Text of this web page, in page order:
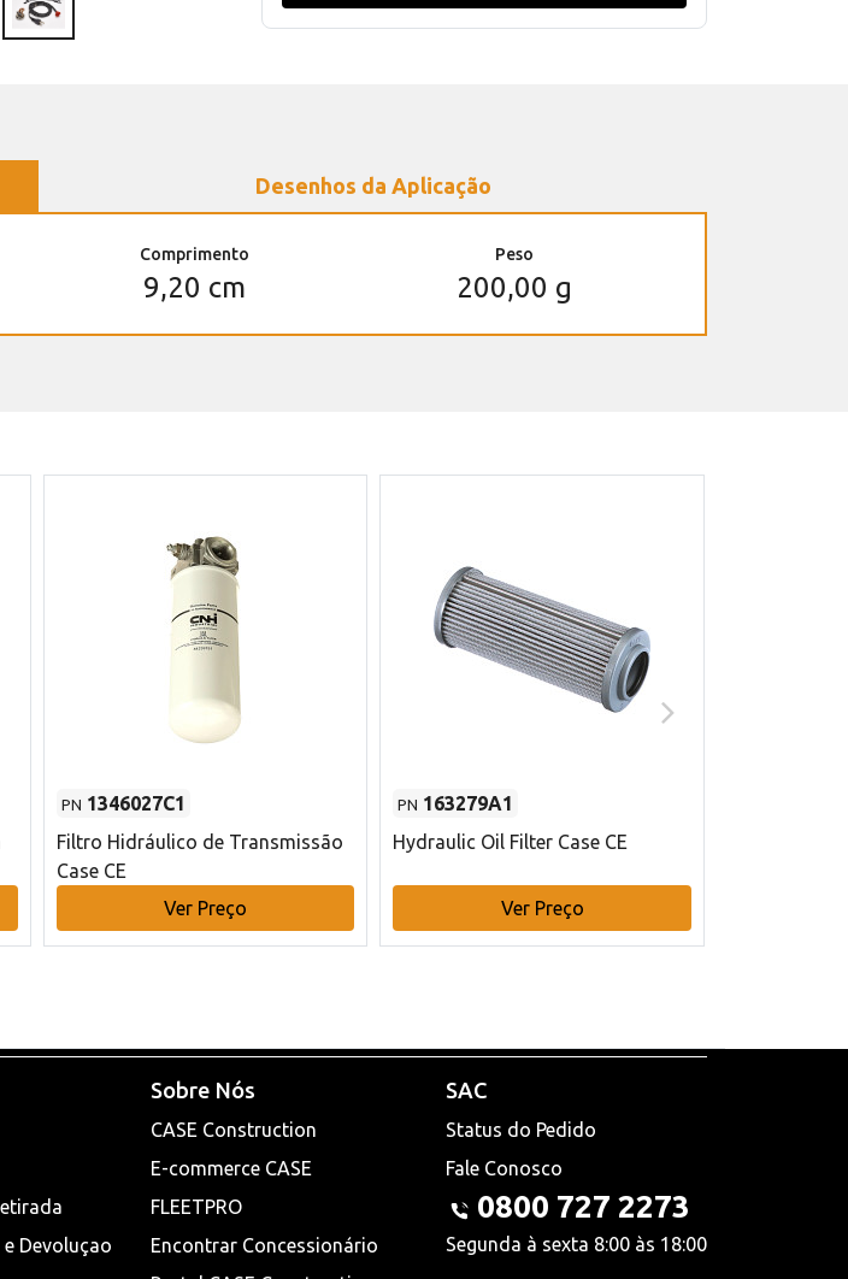
Desenhos da Aplicação
Comprimento
9,20 cm
Peso
200,00 g
PN 1346027C1
Filtro Hidráulico de Transmissão
Case CE
Ver Preço
PN 163279A1
Hydraulic Oil Filter Case CE
Ver Preço
Devoluçao
Sobre Nós
CASE Construction
E-commerce CASE
FLEETPRO
Encontrar Concessionário
SAC
Status do Pedido
Fale Conosco
0800 727 2273
Segunda à sexta 8:00 às 18:00